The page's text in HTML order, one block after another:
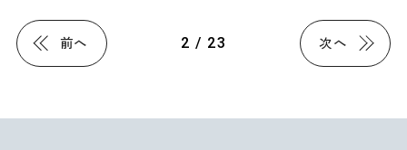
を解き明かそう｜星野リゾ
ート
つり』が開催 / 埼玉県嵐山
町
前へ 2 / 23 次へ